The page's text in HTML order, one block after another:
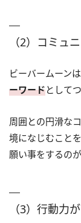
（2）コミュ
ビーバームーンは
ーワードとして
周囲との円滑な
境になじむこと
願い事をするの
（3）行動力